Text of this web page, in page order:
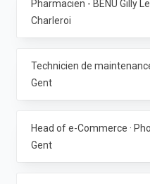
Charleroi
Gent
Gent